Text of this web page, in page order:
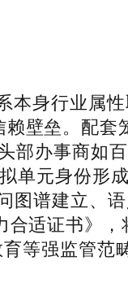
行业属性
壁垒。配
办事商如
单元身份形
图谱建立、
适证书》
等强监管